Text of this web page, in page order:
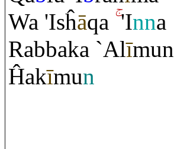
Wa 'Isĥāqa 'Inna
Rabbaka `Alīmun
Ĥakīmun